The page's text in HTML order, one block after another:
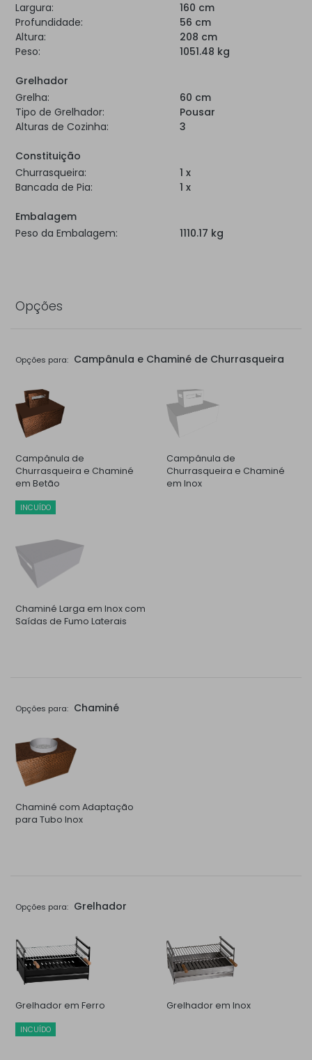
Largura:
160 cm
Profundidade:
56 cm
Altura:
208 cm
Peso:
1051.48 kg
Grelhador
Grelha:
60 cm
Tipo de Grelhador:
Pousar
Alturas de Cozinha:
3
Constituição
Churrasqueira:
1 x
Bancada de Pia:
1 x
Embalagem
Peso da Embalagem:
1110.17 kg
Opções
Opções para: Campânula e Chaminé de Churrasqueira
Campânula de
Churrasqueira e Chaminé
em Betão
INCUÍDO
Campânula de
Churrasqueira e Chaminé
em Inox
Chaminé Larga em Inox com
Saídas de Fumo Laterais
Opções para: Chaminé
Chaminé com Adaptação
para Tubo Inox
Opções para: Grelhador
Grelhador em Ferro
INCUÍDO
Grelhador em Inox